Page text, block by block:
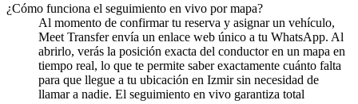
¿Cómo funciona el seguimiento en vivo por mapa?
Al momento de confirmar tu reserva y asignar un vehículo,
Meet Transfer envía un enlace web único a tu WhatsApp. Al
abrirlo, verás la posición exacta del conductor en un mapa en
tiempo real, lo que te permite saber exactamente cuánto falta
para que llegue a tu ubicación en Izmir sin necesidad de
llamar a nadie. El seguimiento en vivo garantiza total